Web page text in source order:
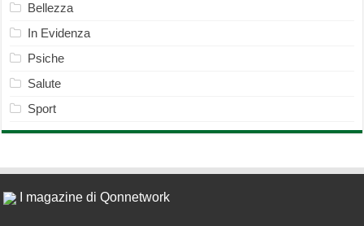
Bellezza
In Evidenza
Psiche
Salute
Sport
I magazine di Qonnetwork